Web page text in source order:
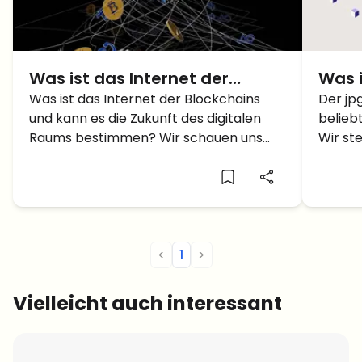
Was ist das Internet der
Blockchains? – Eine Einführung
in eine aufregende Zukunft
Was ist das Internet der Blockchains
und kann es die Zukunft des digitalen
Raums bestimmen? Wir schauen uns
Was
Der
Wir
< 1 >
Vielleicht auch interessant